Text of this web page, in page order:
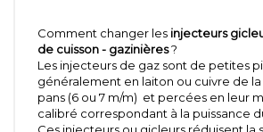
Comment changer les injecteurs
de cuisson - gazinières?
Les injecteurs de gaz sont de petites
généralement en laiton ou cuivre de la
pans (6 ou 7 m/m) et percées en leur
calibré correspondant à la puissance